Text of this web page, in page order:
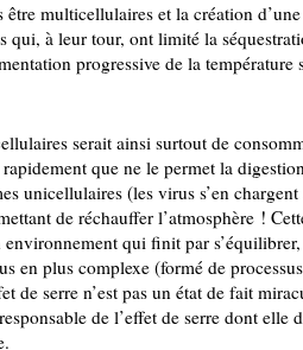
multicellulaires et la création
qui, à leur tour, ont limité la
progressive de la
serait ainsi surtout de
que ne le permet la
unicellulaires (les virus s’en
de réchauffer l’atmosphère !
qui finit par
en plus complexe (formé de
de serre n’est pas un état de fait
de l’effet de serre dont